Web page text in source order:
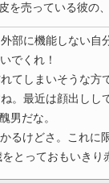
売っている彼の
部に機能しない自
でくれ！
てしまいそうな方
。最近は顔出しし
男だな。
るけどさ。これに
とっておもいきり